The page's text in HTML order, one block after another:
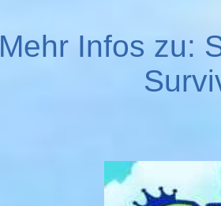
Mehr Infos zu: